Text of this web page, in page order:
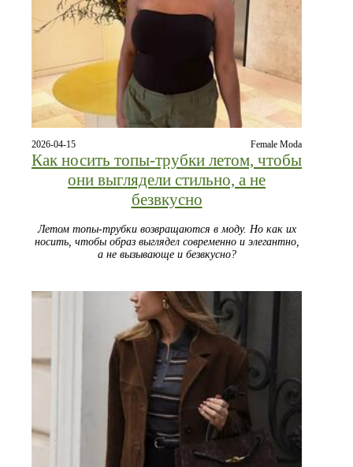
2026-04-15 Female Moda
Как носить топы-трубки летом, чтобы
они выглядели стильно, а не
безвкусно
Летом топы-трубки возвращаются в моду. Но как их
носить, чтобы образ выглядел современно и элегантно,
а не вызывающе и безвкусно?